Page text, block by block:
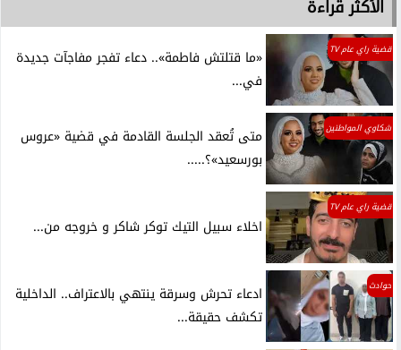
الأكثر قراءة
قضية راي عام TV
«ما قتلتش فاطمة».. دعاء تفجر مفاجآت جديدة
في...
شكاوي المواطنين
متى تُعقد الجلسة القادمة في قضية «عروس
بورسعيد»؟.....
قضية راي عام TV
اخلاء سبيل التيك توكر شاكر و خروجه من...
حوادث
ادعاء تحرش وسرقة ينتهي بالاعتراف.. الداخلية
تكشف حقيقة...